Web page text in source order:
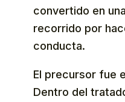
convertido en
recorrido por
conducta.
El precursor fue
Dentro del